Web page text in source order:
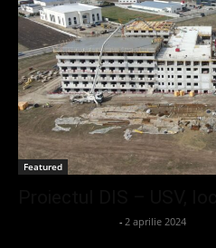
Featured
- 2 aprilie 2024